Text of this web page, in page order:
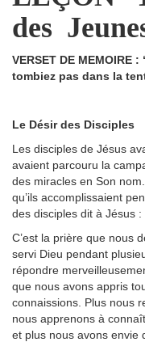
des
VERSET DE MEMOIRE
tombiez pas dans la
Le Désir des Disciples
Les disciples de Jésus
avaient parcouru la
des miracles en Son
qu’ils accomplissaient
des disciples dit à Jésus :
C’est la prière que nous
servi Dieu pendant
répondre
que nous avons appris
connaissions. Plus nous
nous apprenons à
et plus nous avons envie